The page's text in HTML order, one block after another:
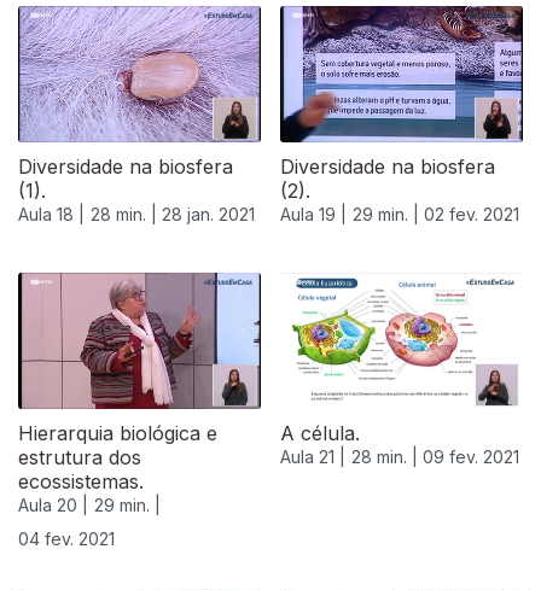
Diversidade na biosfera
(1).
Aula 18 | 28 min. | 28 jan. 2021
Diversidade na biosfera
(2).
Aula 19 | 29 min. | 02 fev. 2021
Hierarquia biológica e
estrutura dos
ecossistemas.
Aula 20 |
29 min. |
04 fev. 2021
A célula.
Aula 21 | 28 min. | 09 fev. 2021